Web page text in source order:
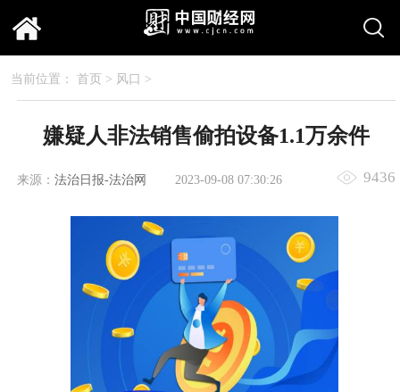
当前位置： 首页 > 风口 >
嫌疑人非法销售偷拍设备1.1万余件
来源： 法治日报-法治网 2023-09-08 07:30:26 9436